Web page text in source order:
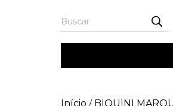
Início / BIQUINI